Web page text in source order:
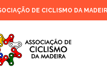
DE CICLISMO DA